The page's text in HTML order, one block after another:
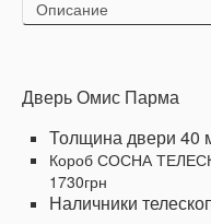
Описание
Дверь Омис Парма
Толщина двери 40
Короб СОСНА
1730грн
Наличники